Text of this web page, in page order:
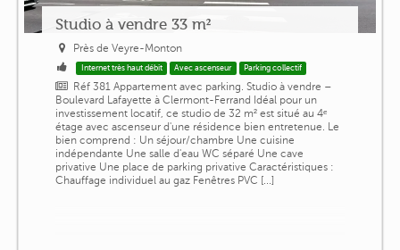
Studio à vendre 33 m²
Près de Veyre-Monton
Internet très haut débit Avec ascenseur Parking collectif
Réf 381 Appartement avec parking. Studio à vendre –
Boulevard Lafayette à Clermont-Ferrand Idéal pour un
investissement locatif, ce studio de 32 m² est situé au 4ᵉ
étage avec ascenseur d'une résidence bien entretenue. Le
bien comprend : Un séjour/chambre Une cuisine
indépendante Une salle d'eau WC séparé Une cave
privative Une place de parking privative Caractéristiques :
Chauffage individuel au gaz Fenêtres PVC [...]